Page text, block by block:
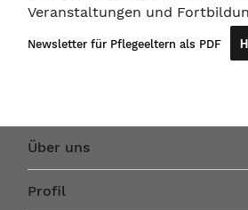
Veranstaltungen und
Newsletter für Pflegeeltern als PDF
Über uns
Profil